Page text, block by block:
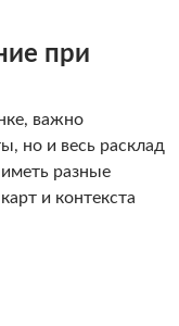
при
важно
но и весь расклад
разные
и контекста